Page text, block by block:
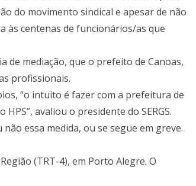
do movimento sindical e apesar de não
às centenas de funcionários/as que
de mediação, que o prefeito de Canoas,
profissionais.
“o intuito é fazer com a prefeitura de
avaliou o presidente do SERGS.
essa medida, ou se segue em greve.
(TRT-4), em Porto Alegre. O